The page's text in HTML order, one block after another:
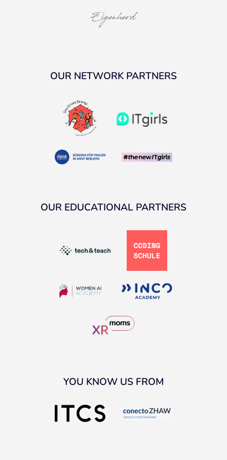
OUR NETWORK PARTNERS
OUR EDUCATIONAL PARTNERS
YOU KNOW US FROM